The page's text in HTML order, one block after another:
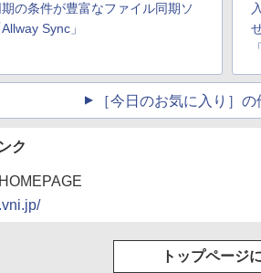
期の条件が豊富なファイル同期ソ
Sync」
［今日のお気に入り］
ク
トップページ